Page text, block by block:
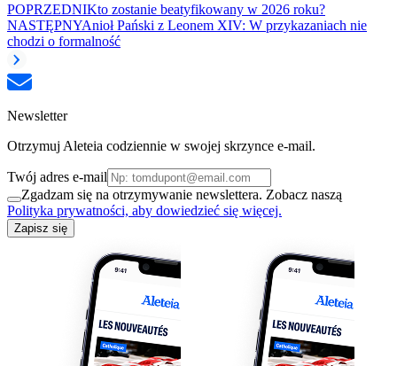
POPRZEDNIKto zostanie beatyfikowany w 2026 roku?
NASTĘPNYAnioł Pański z Leonem XIV: W przykazaniach nie
chodzi o formalność
Newsletter
Otrzymuj Aleteia codziennie w swojej skrzynce e-mail.
Twój adres e-mail
Zgadzam się na otrzymywanie newslettera. Zobacz naszą
Polityka prywatności, aby dowiedzieć się więcej.
Zapisz się